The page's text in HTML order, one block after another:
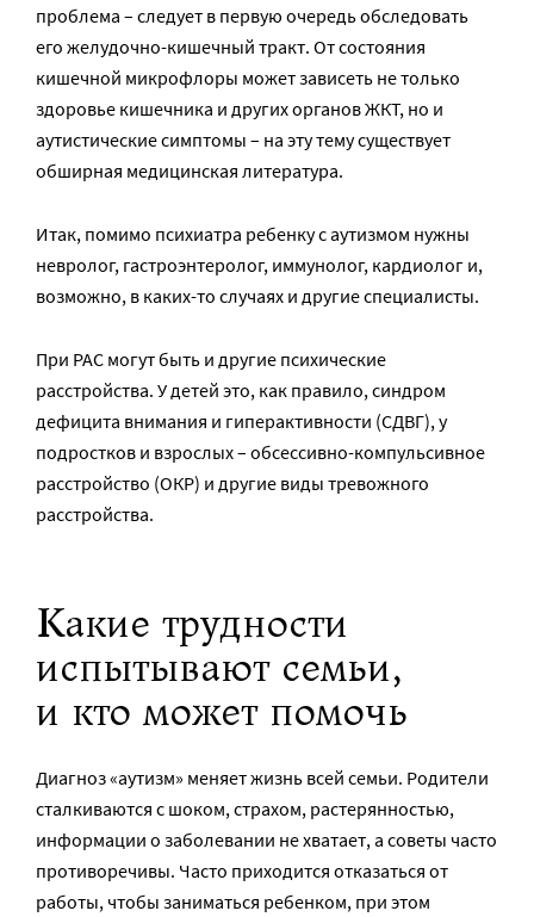
проблема – следует в первую очередь обследовать
его желудочно-кишечный тракт. От состояния
кишечной микрофлоры может зависеть не только
здоровье кишечника и других органов ЖКТ, но и
аутистические симптомы – на эту тему существует
обширная медицинская литература.
Итак, помимо психиатра ребенку с аутизмом нужны
невролог, гастроэнтеролог, иммунолог, кардиолог и,
возможно, в каких-то случаях и другие специалисты.
При РАС могут быть и другие психические
расстройства. У детей это, как правило, синдром
дефицита внимания и гиперактивности (СДВГ), у
подростков и взрослых – обсессивно-компульсивное
расстройство (ОКР) и другие виды тревожного
расстройства.
Какие трудности
испытывают семьи,
и кто может помочь
Диагноз «аутизм» меняет жизнь всей семьи. Родители
сталкиваются с шоком, страхом, растерянностью,
информации о заболевании не хватает, а советы часто
противоречивы. Часто приходится отказаться от
работы, чтобы заниматься ребенком, при этом